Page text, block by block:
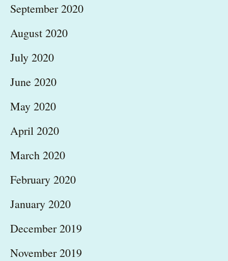
September 2020
August 2020
July 2020
June 2020
May 2020
April 2020
March 2020
February 2020
January 2020
December 2019
November 2019